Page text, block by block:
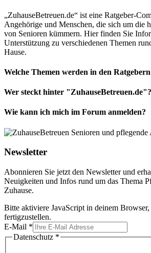
„ZuhauseBetreuen.de“ ist eine Ratgeber-
Angehörige und Menschen, die sich um die
von Senioren kümmern. Hier finden Sie
Unterstützung zu verschiedenen Themen
Hause.
Welche Themen werden in den
Wer steckt hinter "ZuhauseBetreuen.de"?
Wie kann ich mich im Forum anmelden?
Newsletter
Abonnieren Sie jetzt den Newsletter und
Neuigkeiten und Infos rund um das Thema
Zuhause.
Bitte aktiviere JavaScript in deinem
fertigzustellen.
E-Mail *
Datenschutz *